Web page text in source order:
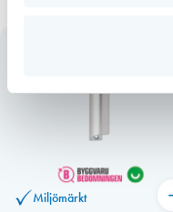
Miljömärkt